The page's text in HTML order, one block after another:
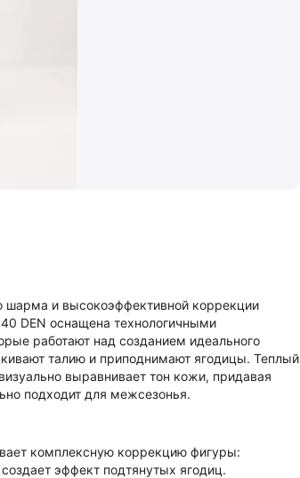
шарма и высокоэффективной коррекции
DEN оснащена технологичными
работают над созданием идеального
талию и приподнимают ягодицы. Теплый
выравнивает тон кожи, придавая
подходит для межсезонья.
комплексную коррекцию фигуры:
эффект подтянутых ягодиц.